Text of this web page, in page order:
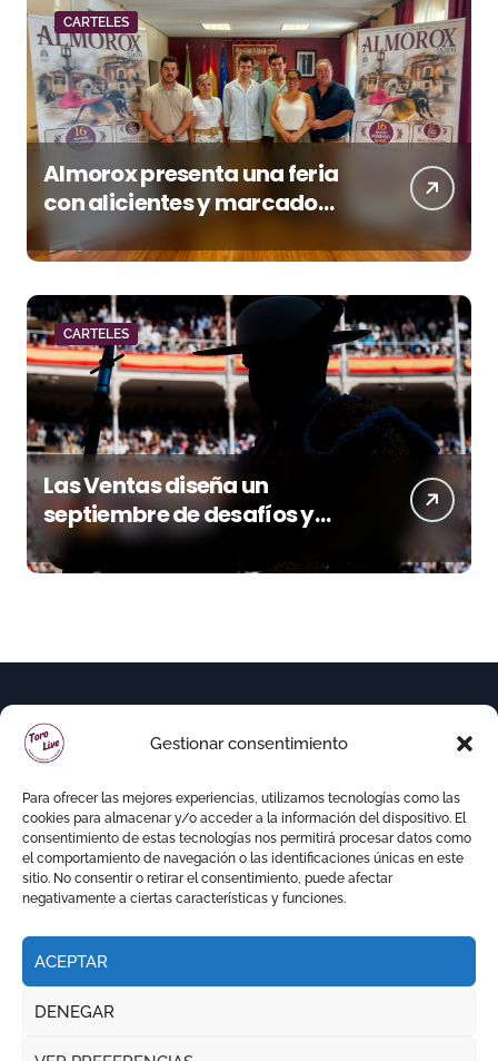
Gestionar consentimiento
Para ofrecer las mejores experiencias, utilizamos tecnologías como las
cookies para almacenar y/o acceder a la información del dispositivo. El
consentimiento de estas tecnologías nos permitirá procesar datos como
el comportamiento de navegación o las identificaciones únicas en este
sitio. No consentir o retirar el consentimiento, puede afectar
negativamente a ciertas características y funciones.
ACEPTAR
DENEGAR
CARTELES
Almorox presenta una feria
con alicientes y marcado
acento torista
CARTELES
Las Ventas diseña un
septiembre de desafíos y
variedad ganadera
Copyright © Todos los derechos reservados